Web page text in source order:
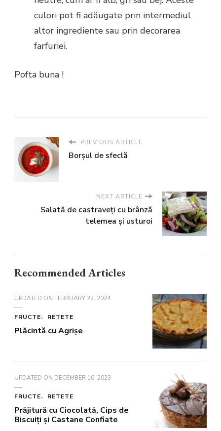
culori pot fi adăugate prin intermediul
altor ingrediente sau prin decorarea
farfuriei.
Pofta buna !
PREVIOUS ARTICLE
Borșul de sfeclă
NEXT ARTICLE
Salată de castraveți cu brânză
telemea și usturoi
Recommended Articles
UPDATED ON FEBRUARY 22, 2024
FRUCTE RETETE
Plăcintă cu Agrișe
UPDATED ON DECEMBER 16, 2023
FRUCTE RETETE
Prăjitură cu Ciocolată, Cips de
Biscuiți și Castane Confiate